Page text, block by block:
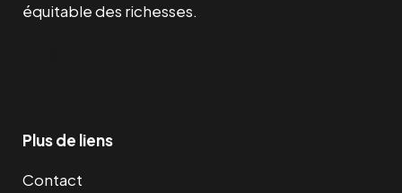
équitable des richesses.
Plus de liens
Contact